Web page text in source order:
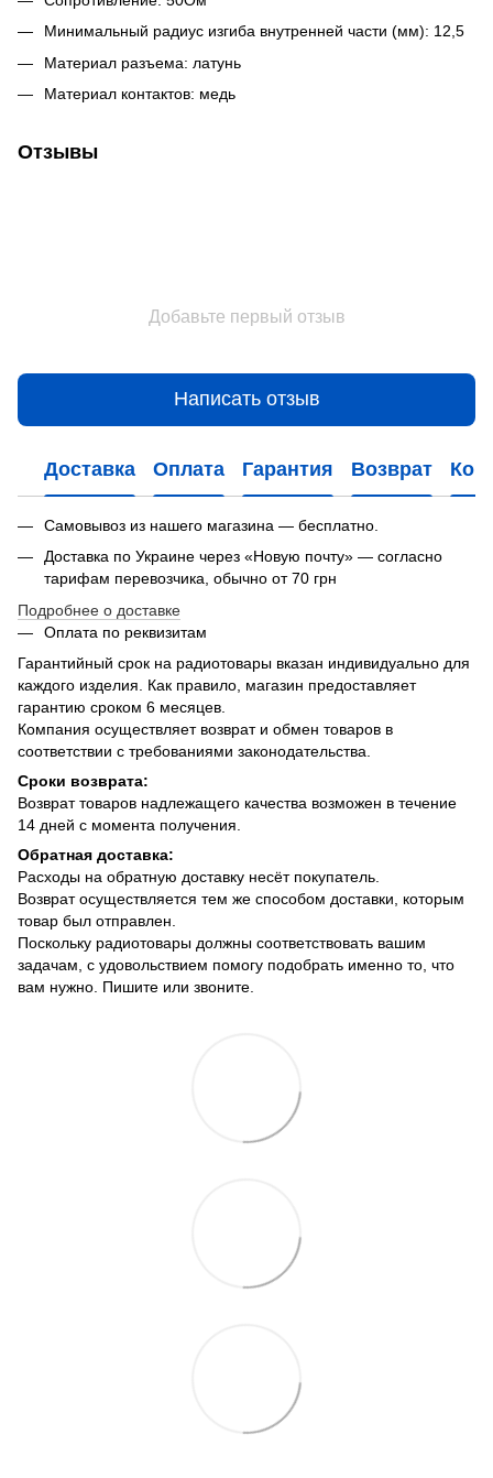
Минимальный радиус изгиба внутренней части (мм): 12,5
Материал разъема: латунь
Материал контактов: медь
Отзывы
Добавьте первый отзыв
Написать отзыв
Доставка Оплата Гарантия Возврат
Самовывоз из нашего магазина — бесплатно.
Доставка по Украине через «Новую почту» — согласно
тарифам перевозчика, обычно от 70 грн
Подробнее о доставке
Оплата по реквизитам
Гарантийный срок на радиотовары вказан индивидуально для
каждого изделия. Как правило, магазин предоставляет
гарантию сроком 6 месяцев.
Компания осуществляет возврат и обмен товаров в
соответствии с требованиями законодательства.
Сроки возврата:
Возврат товаров надлежащего качества возможен в течение
14 дней с момента получения.
Обратная доставка:
Расходы на обратную доставку несёт покупатель.
Возврат осуществляется тем же способом доставки, которым
товар был отправлен.
Поскольку радиотовары должны соответствовать вашим
задачам, с удовольствием помогу подобрать именно то, что
вам нужно. Пишите или звоните.